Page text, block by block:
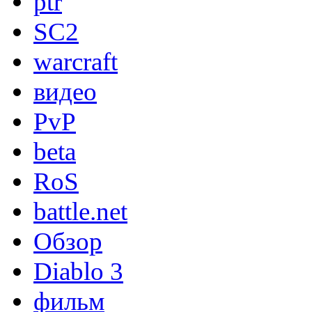
SC2
warcraft
видео
PvP
beta
RoS
battle.net
Обзор
Diablo 3
фильм